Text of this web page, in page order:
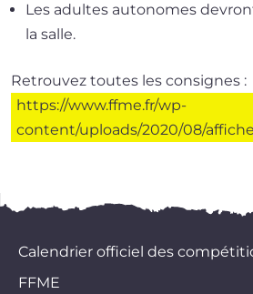
Les adultes auto­nomes
la salle.
Retrouvez toutes les consignes :
https://www.ffme.fr/wp-
content/uploads/2020/08/
Calendrier officiel des
FFME